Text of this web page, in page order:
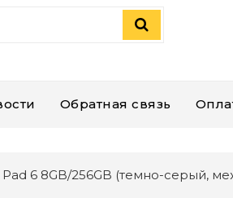
Обратная связь
6 8GB/256GB (темно-серый,